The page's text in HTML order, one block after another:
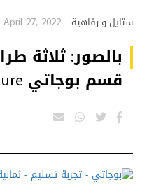
ستايل و رفاهية April 27, 2022
بالصور: ثلاثة
قسم بوجاتي Sur Mesure للتخصيص